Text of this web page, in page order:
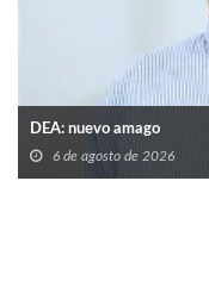
DEA: nuevo amago
6 de agosto de 2026